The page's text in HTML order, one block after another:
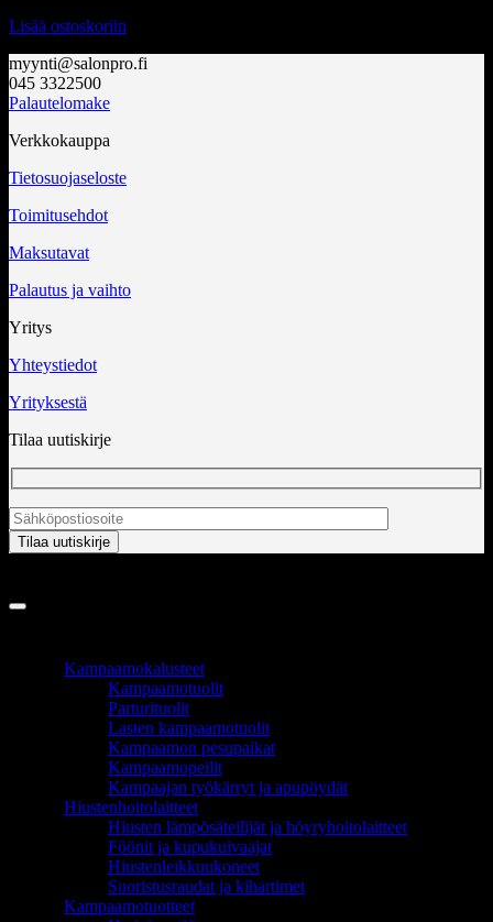
Lisää ostoskoriin
myynti@salonpro.fi
045 3322500
Palautelomake
Verkkokauppa
Tietosuojaseloste
Toimitusehdot
Maksutavat
Palautus ja vaihto
Yritys
Yhteystiedot
Yrityksestä
Tilaa uutiskirje
Kampaamokalusteet
Kampaamotuolit
Parturituolit
Lasten kampaamotuolit
Kampaamon pesupaikat
Kampaamopeilit
Kampaajan työkärryt ja apupöydät
Hiustenhoitolaitteet
Hiusten lämpösäteilijät ja höyryhoitolaitteet
Föönit ja kupukuivaajat
Hiustenleikkuukoneet
Suoristusraudat ja kihartimet
Kampaamotuotteet